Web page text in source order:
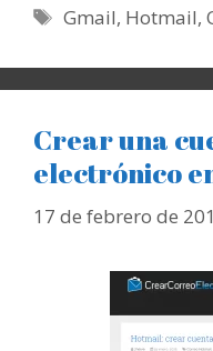
Etiquetas
Gmail, Hotmail,
Crear una
electrónico
17 de febrero de